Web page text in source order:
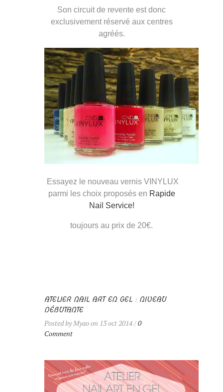
Son circuit de revente est donc
exclusivement réservé aux centres
agréés.
Essayez le nouveau vernis VINYLUX
parmi les choix proposés en Rapide
Nail Service!
toujours au prix de 20€.
ATELIER NAIL ART EN GEL : NIVEAU
DÉBUTANTE
Posted by Myao on 13 oct 2014 /0
Comment